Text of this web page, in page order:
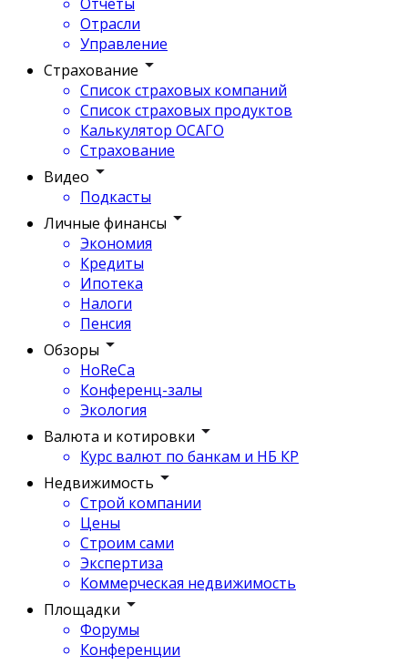
Отрасли
Управление
Страхование
Список страховых компаний
Список страховых продуктов
Калькулятор ОСАГО
Страхование
Видео
Подкасты
Личные финансы
Экономия
Кредиты
Ипотека
Налоги
Пенсия
Обзоры
HoReCa
Конференц-залы
Экология
Валюта и котировки
Курс валют по банкам и НБ КР
Недвижимость
Строй компании
Цены
Строим сами
Экспертиза
Коммерческая недвижимость
Площадки
Форумы
Конференции